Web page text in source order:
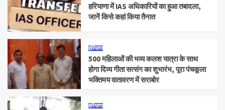
हरियाणा में IAS अधिकारियों का हुआ तबादला,
जानें किसे कहां किया तैनात
हरियाणा
500 महिलाओं की भव्य कलश यात्रा के साथ
होगा दिव्य गीता सत्संग का शुभारंभ, पूरा पंचकूला
भक्तिमय वातावरण में सराबोर
हरियाणा